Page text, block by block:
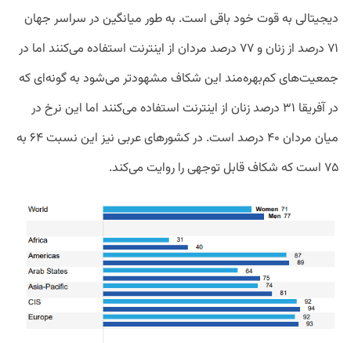
دیجیتالی به قوت خود باقی است. به طور میانگین در سراسر جهان
۷۱ درصد از زنان و ۷۷ درصد مردان از اینترنت استفاده می‌کنند اما در
جمعیت‌های کم‌بهره‌مند این شکاف مشهود‌تر می‌شود به گونه‌ای که
در آفریقا ۳۱ درصد زنان از اینترنت استفاده می‌کنند اما این نرخ در
میان مردان ۴۰ درصد است. در کشور‌های عربی نیز این نسبت ۶۴ به
۷۵ است که شکاف قابل توجهی را روایت می‌کند.